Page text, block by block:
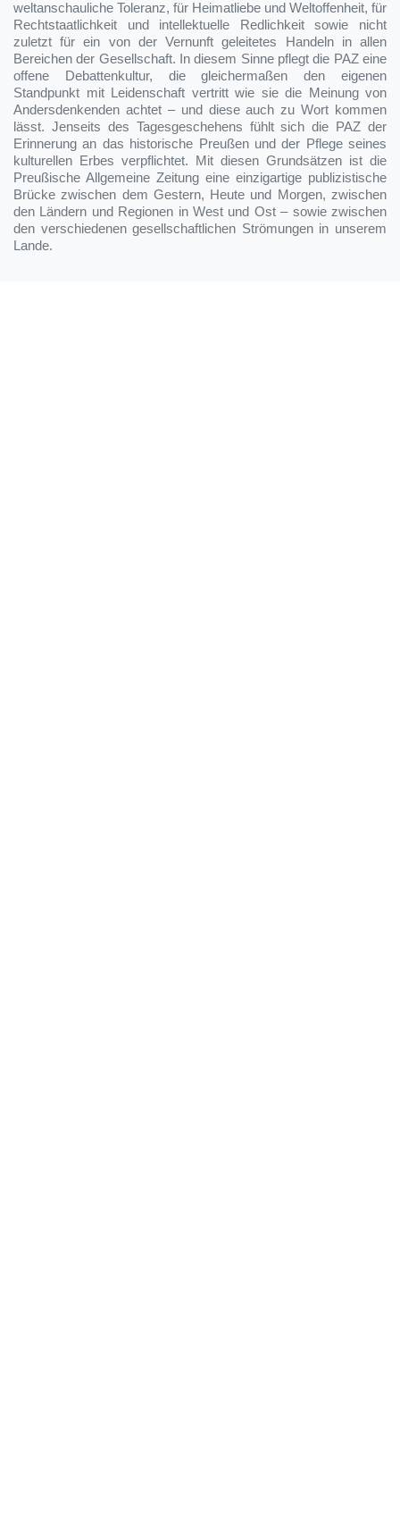
weltanschauliche Toleranz, für Heimatliebe und Weltoffenheit, für
Rechtstaatlichkeit und intellektuelle Redlichkeit sowie nicht
zuletzt für ein von der Vernunft geleitetes Handeln in allen
Bereichen der Gesellschaft. In diesem Sinne pflegt die PAZ eine
offene Debattenkultur, die gleichermaßen den eigenen
Standpunkt mit Leidenschaft vertritt wie sie die Meinung von
Andersdenkenden achtet – und diese auch zu Wort kommen
lässt. Jenseits des Tagesgeschehens fühlt sich die PAZ der
Erinnerung an das historische Preußen und der Pflege seines
kulturellen Erbes verpflichtet. Mit diesen Grundsätzen ist die
Preußische Allgemeine Zeitung eine einzigartige publizistische
Brücke zwischen dem Gestern, Heute und Morgen, zwischen
den Ländern und Regionen in West und Ost – sowie zwischen
den verschiedenen gesellschaftlichen Strömungen in unserem
Lande.